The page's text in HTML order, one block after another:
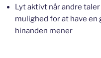
Lyt aktivt når andre
mulighed for at have en
hinanden mener